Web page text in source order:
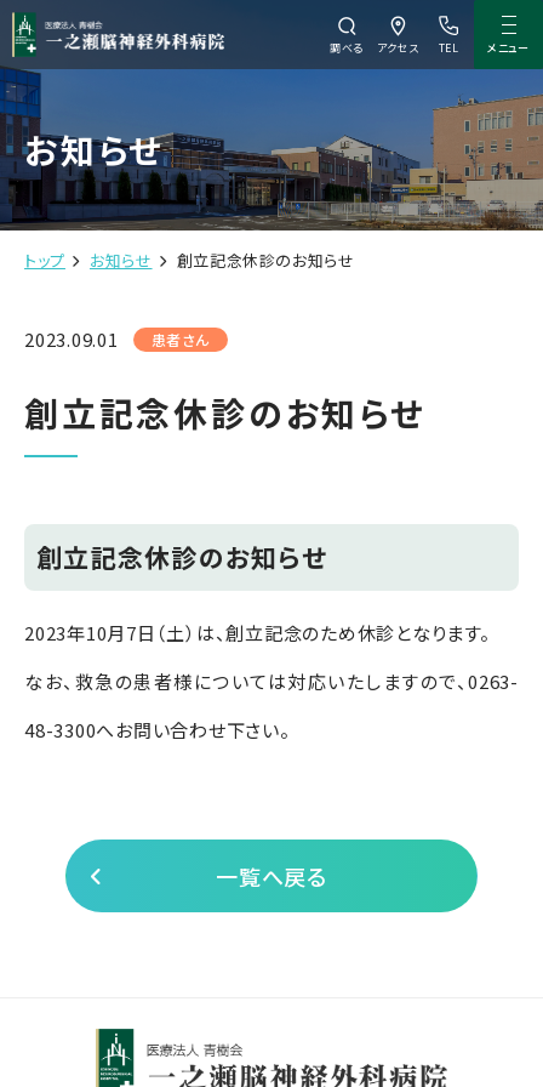
調べる アクセス TEL メニュー
お知らせ
トップ お知らせ 創立記念休診のお知らせ
2023.09.01 患者さん
創立記念休診のお知らせ
創立記念休診のお知らせ
2023年10月7日（土）は、創立記念のため休診となります。
なお、救急の患者様については対応いたしますので、0263-
48-3300へお問い合わせ下さい。
一覧へ戻る